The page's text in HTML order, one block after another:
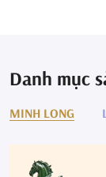
Danh mục
MINH LONG